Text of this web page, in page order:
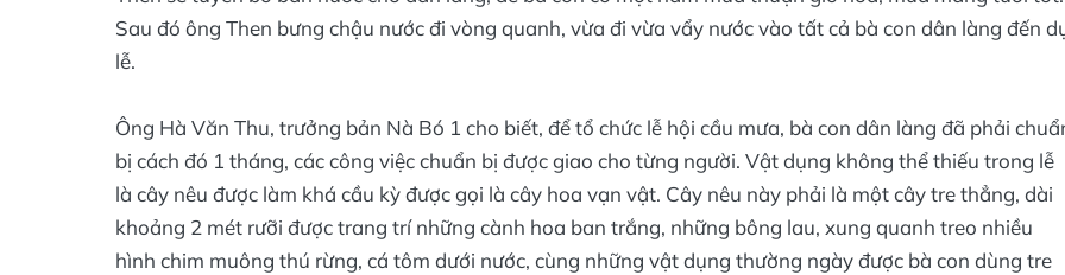
Sau đó ông Then bưng chậu nước đi vòng quanh, vừa đi vừa vẩy nước vào tất cả bà con dân làng đến
lễ.
Ông Hà Văn Thu, trưởng bản Nà Bó 1 cho biết, để tổ chức lễ hội cầu mưa, bà con dân làng đã phải
bị cách đó 1 tháng, các công việc chuẩn bị được giao cho từng người. Vật dụng không thể thiếu trong lễ
là cây nêu được làm khá cầu kỳ được gọi là cây hoa vạn vật. Cây nêu này phải là một cây tre thẳng, dài
khoảng 2 mét rưỡi được trang trí những cành hoa ban trắng, những bông lau, xung quanh treo nhiều
hình chim muông thú rừng, cá tôm dưới nước, cùng những vật dụng thường ngày được bà con dùng tre